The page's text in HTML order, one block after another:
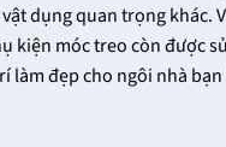
dụng quan trọng khác.
kiện móc treo còn được
làm đẹp cho ngôi nhà